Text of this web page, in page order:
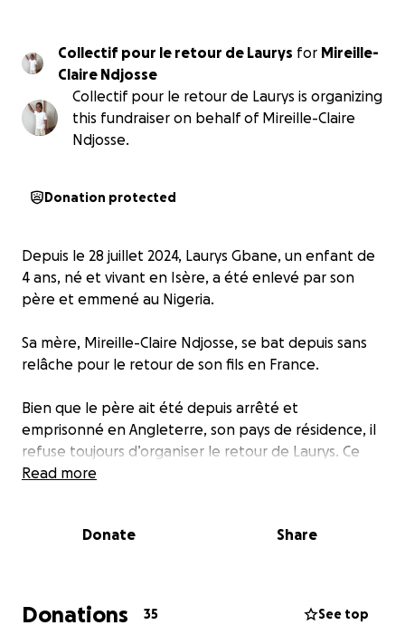
Collectif pour le retour de Laurys for Mireille-
Claire Ndjosse
Collectif pour le retour de Laurys is organizing
this fundraiser on behalf of Mireille-Claire
Ndjosse.
Donation protected
Depuis le 28 juillet 2024, Laurys Gbane, un enfant de
4 ans, né et vivant en Isère, a été enlevé par son
père et emmené au Nigeria.
Sa mère, Mireille-Claire Ndjosse, se bat depuis sans
relâche pour le retour de son fils en France.
Bien que le père ait été depuis arrêté et
emprisonné en Angleterre, son pays de résidence, il
refuse toujours d’organiser le retour de Laurys. Ce
dernier se trouve donc toujours au Nigeria, sans
Aujourd’hui, Mireille-Claire a à nouveau besoin de
euros à son avocate anglaise, elle doit payer près de
10 000 euros à son avocat nigerian pour faire
Read more
Donate Share
Donations 35 See top